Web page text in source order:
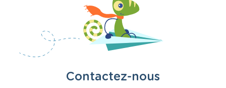
Contactez-nous